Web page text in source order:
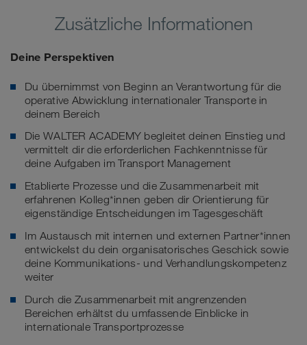
Zusätzliche Informationen
Deine Perspektiven
Du übernimmst von Beginn an Verantwortung für die
operative Abwicklung internationaler Transporte in
deinem Bereich
Die WALTER ACADEMY begleitet deinen Einstieg und
vermittelt dir die erforderlichen Fachkenntnisse für
deine Aufgaben im Transport Management
Etablierte Prozesse und die Zusammenarbeit mit
erfahrenen Kolleg*innen geben dir Orientierung für
eigenständige Entscheidungen im Tagesgeschäft
Im Austausch mit internen und externen Partner*innen
entwickelst du dein organisatorisches Geschick sowie
deine Kommunikations- und Verhandlungskompetenz
weiter
Durch die Zusammenarbeit mit angrenzenden
Bereichen erhältst du umfassende Einblicke in
internationale Transportprozesse